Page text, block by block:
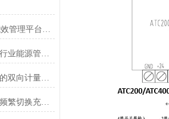
AcrelEMS-SW智慧水务能效管理平台解决方案
企业能源管控平台在轧钢行业能源管理中的应用
户储双向电表：实现电能的双向计量和监控
储能计量电表可适配储能频繁切换充放电状态的动态运行工况